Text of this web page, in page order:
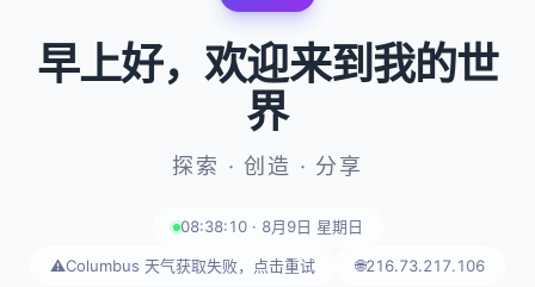
早上好，欢迎来到我的世
界
探索 · 创造 · 分享
08:38:10 · 8月9日 星期日
⚠️Columbus 天气获取失败，点击重试 🌐216.73.217.106